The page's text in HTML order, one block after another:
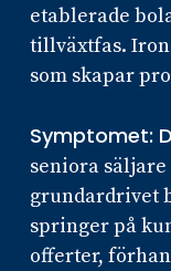
etablerade
tillväxtfas.
som skapar
Symptomet:
seniora
grundardrivet
springer på
offerter,